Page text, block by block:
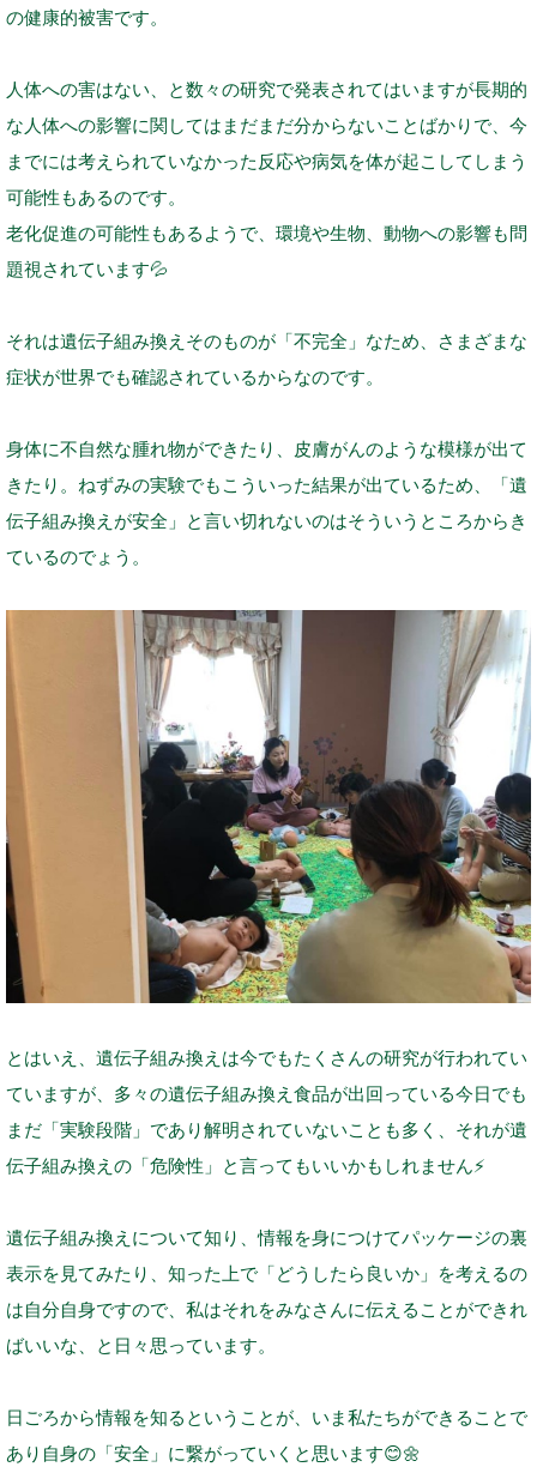
の健康的被害です。
人体への害はない、と数々の研究で発表されてはいますが長期的
な人体への影響に関してはまだまだ分からないことばかりで、今
までには考えられていなかった反応や病気を体が起こしてしまう
可能性もあるのです。
老化促進の可能性もあるようで、環境や生物、動物への影響も問
題視されています💦
それは遺伝子組み換えそのものが「不完全」なため、さまざまな
症状が世界でも確認されているからなのです。
身体に不自然な腫れ物ができたり、皮膚がんのような模様が出て
きたり。ねずみの実験でもこういった結果が出ているため、「遺
伝子組み換えが安全」と言い切れないのはそういうところからき
ているのでょう。
とはいえ、遺伝子組み換えは今でもたくさんの研究が行われてい
ていますが、多々の遺伝子組み換え食品が出回っている今日でも
まだ「実験段階」であり解明されていないことも多く、それが遺
伝子組み換えの「危険性」と言ってもいいかもしれません⚡️
遺伝子組み換えについて知り、情報を身につけてパッケージの裏
表示を見てみたり、知った上で「どうしたら良いか」を考えるの
は自分自身ですので、私はそれをみなさんに伝えることができれ
ばいいな、と日々思っています。
日ごろから情報を知るということが、いま私たちができることで
あり自身の「安全」に繋がっていくと思います😊🌼